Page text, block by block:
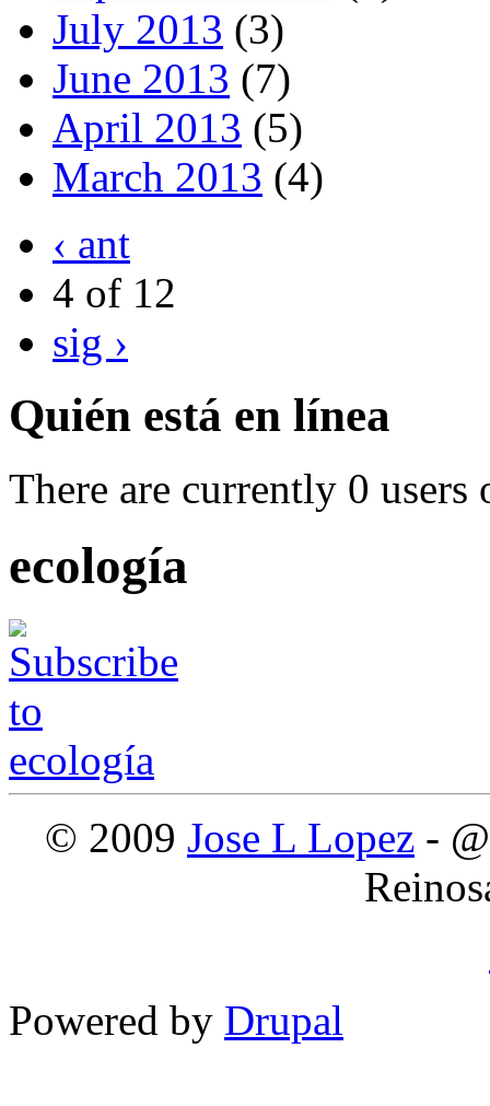
July 2013 (3)
June 2013 (7)
April 2013 (5)
March 2013 (4)
‹ ant
4 of 12
sig ›
Quién está en línea
There are currently 0 users
ecología
© 2009 Jose L Lopez -
Powered by Drupal